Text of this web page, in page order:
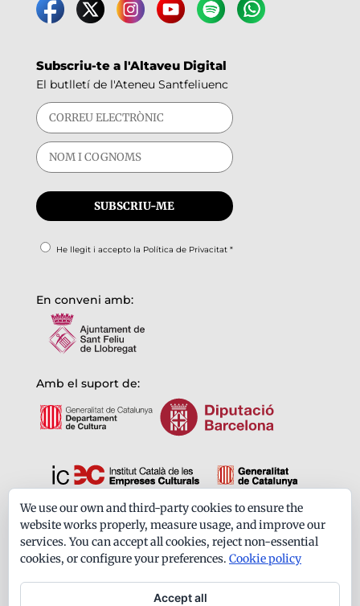
Subscriu-te a l'Altaveu Digital
El butlletí de l'Ateneu Santfeliuenc
He llegit i accepto la Política de Privacitat*
En conveni amb:
Amb el suport de:
Formem part de:
We use our own and third-party cookies to ensure the
website works properly, measure usage, and improve our
services. You can accept all cookies, reject non-essential
cookies, or configure your preferences. Cookie policy
Accept all